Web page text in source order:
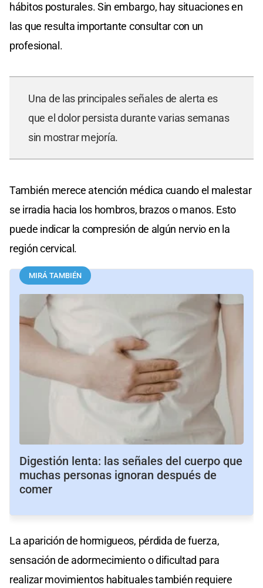
hábitos posturales. Sin embargo, hay situaciones en
las que resulta importante consultar con un
profesional.
Una de las principales señales de alerta es
que el dolor persista durante varias semanas
sin mostrar mejoría.
También merece atención médica cuando el malestar
se irradia hacia los hombros, brazos o manos. Esto
puede indicar la compresión de algún nervio en la
región cervical.
MIRÁ TAMBIÉN
Digestión lenta: las señales del cuerpo que
muchas personas ignoran después de
comer
La aparición de hormigueos, pérdida de fuerza,
sensación de adormecimiento o dificultad para
realizar movimientos habituales también requiere